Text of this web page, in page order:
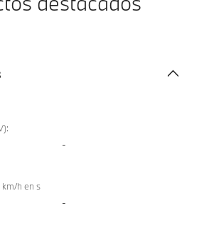
-
h en s
-